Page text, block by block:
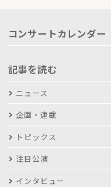
コンサートカレンダー
記事を読む
ニュース
企画・連載
トピックス
注目公演
インタビュー